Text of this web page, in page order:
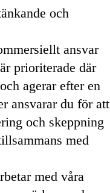
och
ansvar
prioriterade där
agerar efter en
ansvarar du för att
och skeppning
med
med våra